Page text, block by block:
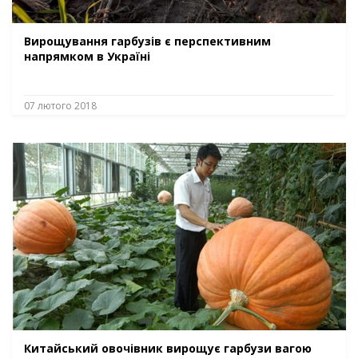
Вирощування гарбузів є перспективним
напрямком в Україні
07 лютого 2018
Китайський овочівник вирощує гарбузи вагою